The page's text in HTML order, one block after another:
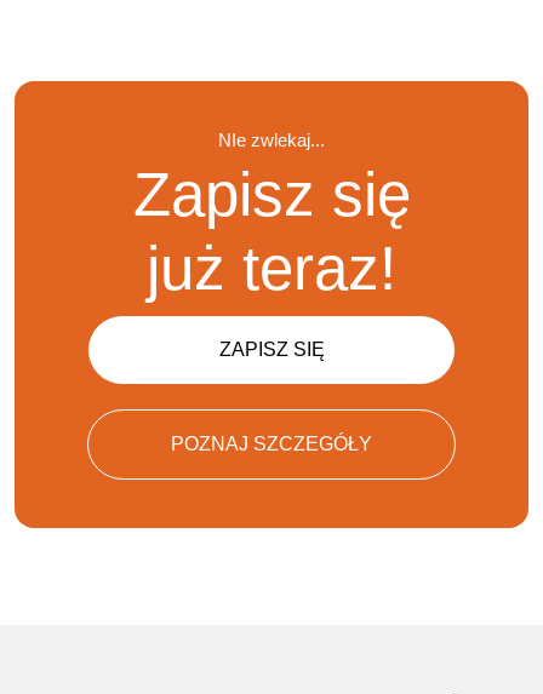
NIe zwlekaj...
Zapisz się
już teraz!
ZAPISZ SIĘ
POZNAJ SZCZEGÓŁY